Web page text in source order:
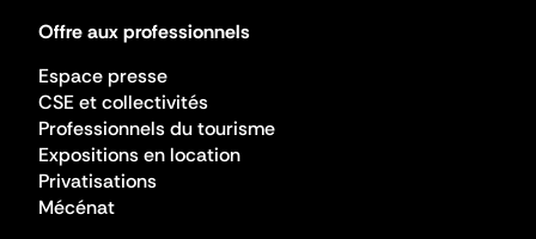
Offre aux professionnels
Espace presse
CSE et collectivités
Professionnels du tourisme
Expositions en location
Privatisations
Mécénat